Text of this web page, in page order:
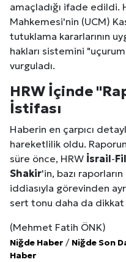
amaçladığı ifade edildi.
Mahkemesi'nin (UCM)
tutuklama kararlarının
hakları sistemini
vurguladı.
HRW İçinde
İstifası
Haberin en çarpıcı
hareketlilik oldu.
süre önce, HRW İsrail-
Shakir'in, bazı
iddiasıyla görevinden
sert tonu daha da dikkat
(Mehmet Fatih ÖNK)
Niğde Haber / Niğde Son
Haber